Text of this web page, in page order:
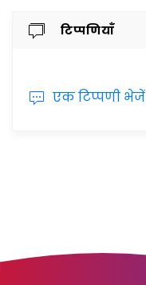
टिप्पणियाँ
एक टिप्पणी भेजें